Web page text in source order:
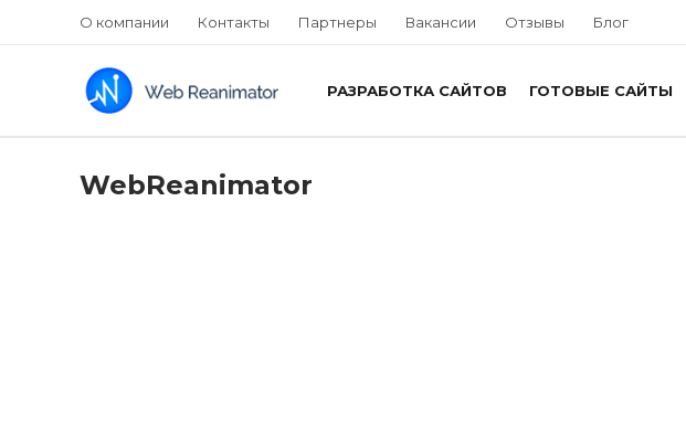
О компании Контакты Партнеры Вакансии Отзывы Блог
РАЗРАБОТКА САЙТОВ ГОТОВЫЕ САЙТЫ
WebReanimator